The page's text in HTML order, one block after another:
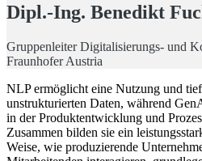
Dipl.-Ing. Benedikt
Gruppenleiter Digitalisierungs- und
Fraunhofer Austria
NLP ermöglicht eine Nutzung und
unstrukturierten Daten, während
in der Produktentwicklung und
Zusammen bilden sie ein
Weise, wie produzierende